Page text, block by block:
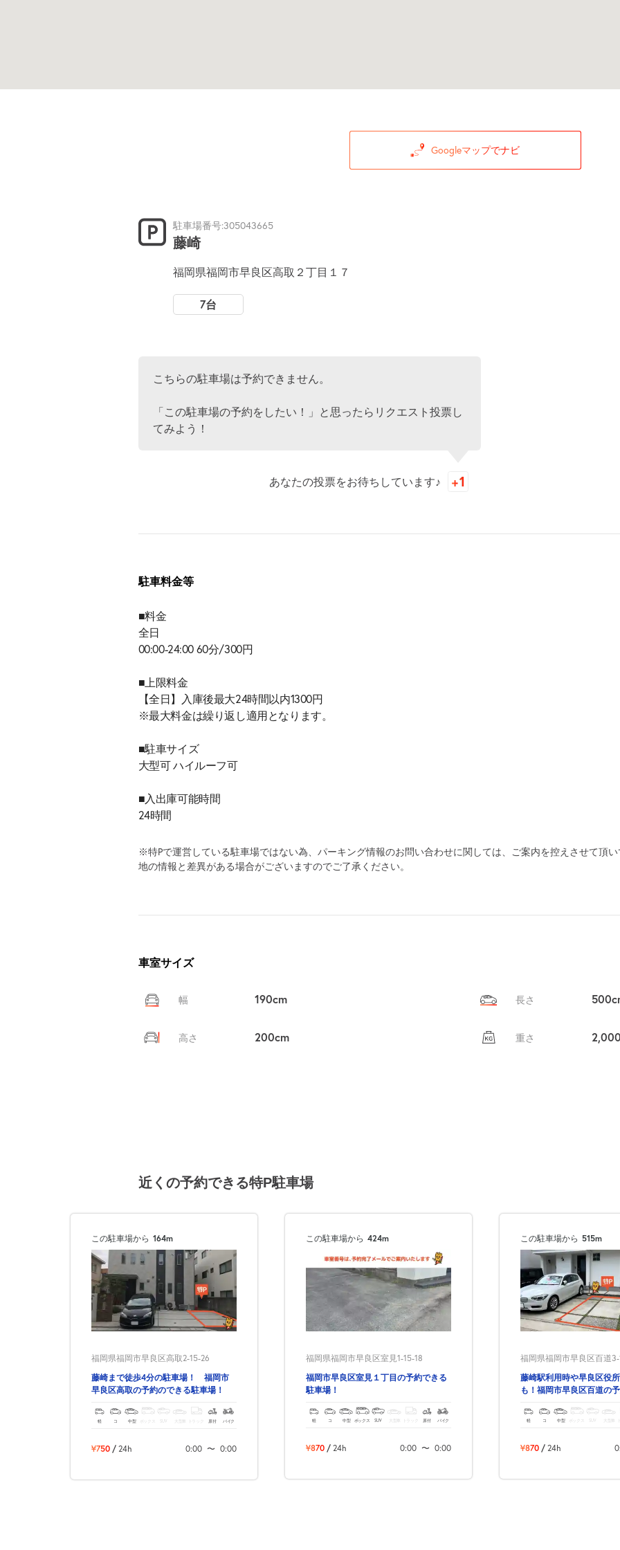
Googleマップでナビ
駐車場番号:305043665
藤崎
福岡県福岡市早良区高取２丁目１７
7台
こちらの駐車場は予約できません。
「この駐車場の予約をしたい！」と思ったらリクエスト投票し
てみよう！
あなたの投票をお待ちしています♪
駐車料金等
■料金
全日
00:00-24:00 60分/300円
■上限料金
【全日】入庫後最大24時間以内1300円
※最大料金は繰り返し適用となります。
■駐車サイズ
大型可 ハイルーフ可
■入出庫可能時間
24時間
※特Pで運営している駐車場ではない為、パーキング情報のお問い合わせに関しては、ご案内を控えさせて頂
地の情報と差異がある場合がございますのでご了承ください。
車室サイズ
幅 190cm 長さ
高さ 200cm 重さ
近くの予約できる特P駐車場
この駐車場から 164m
福岡県福岡市早良区高取2-15-26
藤崎まで徒歩4分の駐車場！ 福岡市
早良区高取の予約のできる駐車場！
軽 コ 中型 ボックス SUV 大型車 トラック 原付 バイク
¥750 / 24h 0:00 〜 0:00
この駐車場から 424m
福岡県福岡市早良区室見1-15-18
福岡市早良区室見１丁目の予約できる
駐車場！
軽 コ 中型 ボックス SUV トラック 原付 バイク
¥870 / 24h 0:00 〜 0:00
この駐車場から 515m
福岡県福岡市早良区百道3-
藤崎駅利用時や早良区役
も！福岡市早良区百道の
軽 コ 中型 ボックス SUV
¥870 / 24h